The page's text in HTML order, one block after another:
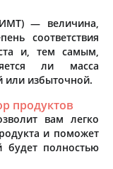
— величина,
соответствия
и, тем самым,
ли масса
или избыточной.
продуктов
вам легко
и поможет
будет полностью